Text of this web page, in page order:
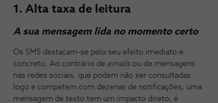
1. Alta taxa de leitura
A sua mensagem lida no momento certo
Os SMS destacam-se pelo seu efeito imediato e
concreto. Ao contrário de emails ou de mensagens
nas redes sociais, que podem não ser consultadas
logo e competem com dezenas de notificações, uma
mensagem de texto tem um impacto direto, é